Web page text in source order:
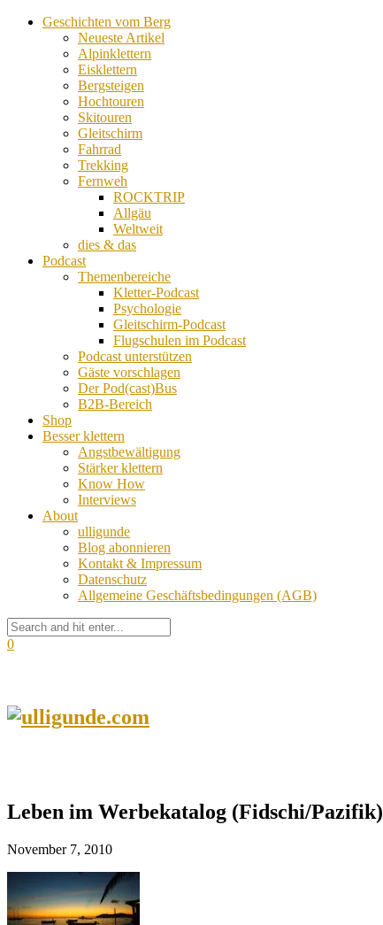
Geschichten vom Berg
Neueste Artikel
Alpinklettern
Eisklettern
Bergsteigen
Hochtouren
Skitouren
Gleitschirm
Fahrrad
Trekking
Fernweh
ROCKTRIP
Allgäu
Weltweit
dies & das
Podcast
Themenbereiche
Kletter-Podcast
Psychologie
Gleitschirm-Podcast
Flugschulen im Podcast
Podcast unterstützen
Gäste vorschlagen
Der Pod(cast)Bus
B2B-Bereich
Shop
Besser klettern
Angstbewältigung
Stärker klettern
Know How
Interviews
About
ulligunde
Blog abonnieren
Kontakt & Impressum
Datenschutz
Allgemeine Geschäftsbedingungen (AGB)
0
Leben im Werbekatalog (Fidschi/Pazifik)
November 7, 2010